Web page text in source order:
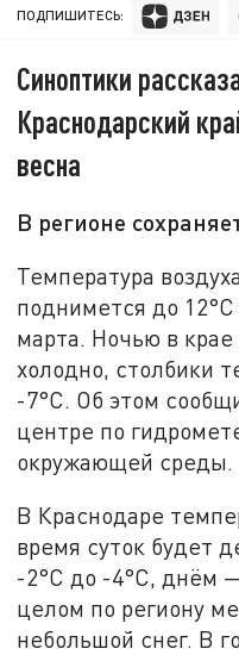
ПОДПИШИТЕСЬ:
Синоптики
Краснодарский
весна
В регионе
Температура
поднимется до
марта. Ночью в
холодно, столбики
-7°C. Об этом
центре по
окружающей среды.
В Краснодаре
время суток будет
-2°C до -4°C, днём
целом по региону
небольшой снег. В